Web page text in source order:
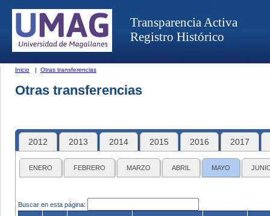
Transparencia Activa
Registro Histórico
Inicio | Otras transferencias
Otras transferencias
2012 2013 2014 2015 2016 2017
ENERO FEBRERO MARZO ABRIL MAYO
Buscar en esta página: